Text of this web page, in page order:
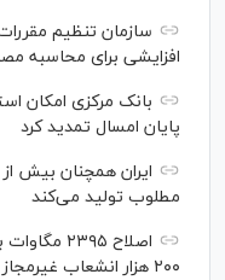
سازمان تنظیم
افزایشی برای محاسبه
بانک مرکزی امکان
پایان امسال تمدید کرد
مطلوب تولید می‌کند
اصلاح
۲۰۰ هزار انشعاب غیرمجاز